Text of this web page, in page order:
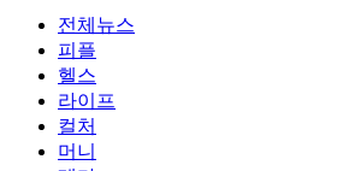
전체뉴스
피플
헬스
라이프
컬처
머니